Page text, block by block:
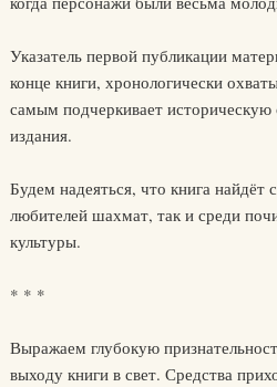
Указатель первой публикации
конце книги, хронологически
самым подчеркивает
издания.
Будем надеяться, что книга найдёт
любителей шахмат, так и среди
культуры.
* * *
Выражаем глубокую
выходу книги в свет. Средства